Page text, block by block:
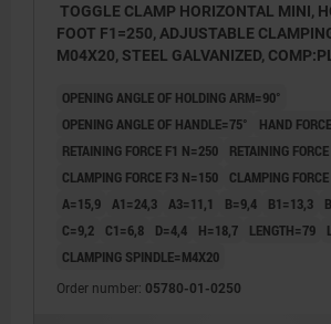
TOGGLE CLAMP HORIZONTAL MINI,
FOOT F1=250, ADJUSTABLE
M04X20, STEEL GALVANIZED,
OPENING ANGLE OF HOLDING ARM=90°
OPENING ANGLE OF HANDLE=75°
HAND
RETAINING FORCE F1 N=250
RETAINING
CLAMPING FORCE F3 N=150
CLAMPING
A=15,9 A1=24,3 A3=11,1 B=9,4 B1=13,3
C=9,2
C1=6,8 D=4,4 H=18,7 LENGTH=79
CLAMPING SPINDLE=M4X20
Order number: 05780-01-0250